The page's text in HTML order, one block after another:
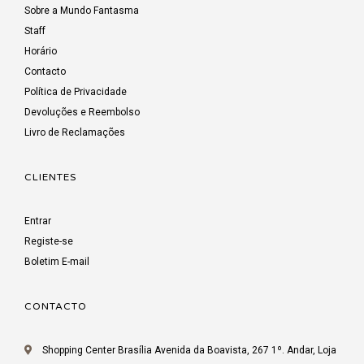
Sobre a Mundo Fantasma
Staff
Horário
Contacto
Política de Privacidade
Devoluções e Reembolso
Livro de Reclamações
CLIENTES
Entrar
Registe-se
Boletim E-mail
CONTACTO
Shopping Center Brasília Avenida da Boavista, 267 1º. Andar, Loja